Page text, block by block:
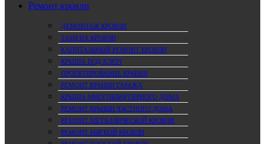
Ремонт кровли
ДЕМОНТАЖ КРОВЛИ
ЗАМЕНА КРОВЛИ
КАПИТАЛЬНЫЙ РЕМОНТ КРОВЛИ
КРЫША ПОД КЛЮЧ
ПРОЕКТИРОВАНИЕ КРЫШИ
РЕМОНТ КРЫШИ ГАРАЖА
КРЫША МНОГОКВАРТИРНОГО ДОМА
РЕМОНТ КРЫШИ ЧАСТНОГО ДОМА
РЕМОНТ МЕТАЛЛИЧЕСКОЙ КРОВЛИ
РЕМОНТ МЯГКОЙ КРОВЛИ